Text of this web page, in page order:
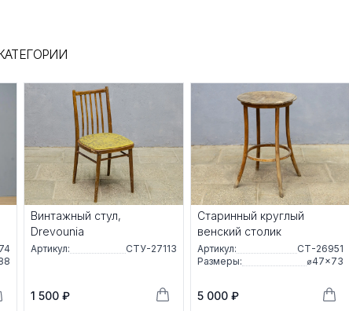
Винтажный стул,
Drevounia
Артикул: СТУ-27113
1 500 ₽
Старинный круглый
венский столик
Артикул:
СТ-26951
Размеры:
⌀47×73
5 000 ₽